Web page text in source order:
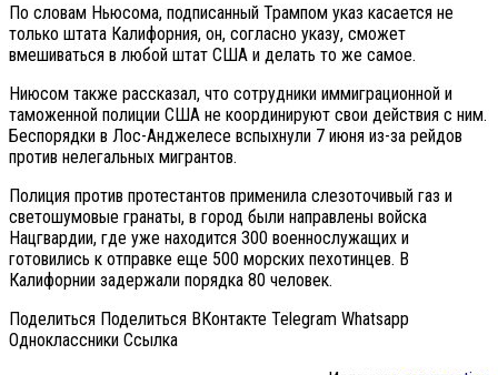
По словам Ньюсома, подписанный Трампом указ касается не
только штата Калифорния, он, согласно указу, сможет
вмешиваться в любой штат США и делать то же самое.
Ниюсом также рассказал, что сотрудники иммиграционной и
таможенной полиции США не координируют свои действия с ним.
Беспорядки в Лос-Анджелесе вспыхнули 7 июня из-за рейдов
против нелегальных мигрантов.
Полиция против протестантов применила слезоточивый газ и
светошумовые гранаты, в город были направлены войска
Нацгвардии, где уже находится 300 военнослужащих и
готовились к отправке еще 500 морских пехотинцев. В
Калифорнии задержали порядка 80 человек.
Поделиться Поделиться ВКонтакте Telegram Whatsapp
Одноклассники Cсылка